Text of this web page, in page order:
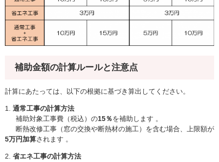
補助金額の計算ルールと注意点
計算にあたっては、以下の根拠に基づき算出してください。
1. 通常工事の計算方法
補助対象工事費（税込）の15％を補助します 。
断熱改修工事（窓の交換や断熱材の施工）を含む場合、上限額が
5万円加算されます 。
2. 省エネ工事の計算方法